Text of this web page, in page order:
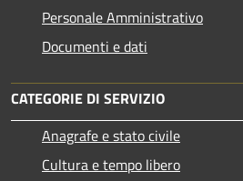
Personale Amministrativo
Documenti e dati
CATEGORIE DI SERVIZIO
Anagrafe e stato civile
Cultura e tempo libero